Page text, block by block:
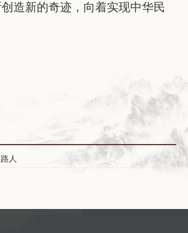
造新的奇迹，向着实现中华民
人